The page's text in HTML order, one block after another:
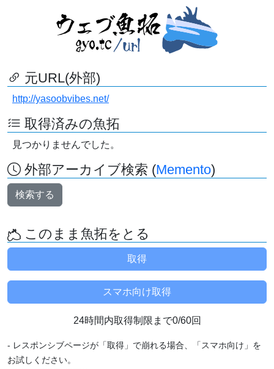
元URL(外部)
http://yasoobvibes.net/
取得済みの魚拓
見つかりませんでした。
外部アーカイブ検索 (Memento)
検索する
このまま魚拓をとる
24時間内取得制限まで0/60回
- レスポンシブページが「取得」で崩れる場合、「スマホ向け」を
お試しください。